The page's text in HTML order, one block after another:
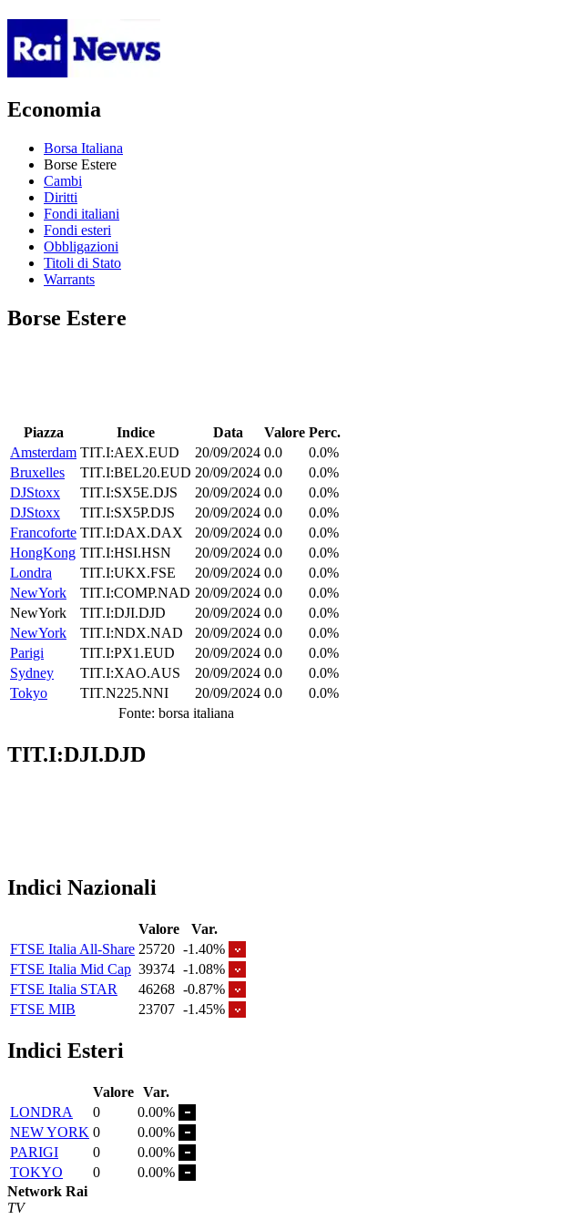
Economia
Borsa Italiana
Borse Estere
Cambi
Diritti
Fondi italiani
Fondi esteri
Obbligazioni
Titoli di Stato
Warrants
Borse Estere
Piazza Indice Data Valore Perc.
Amsterdam TIT.I:AEX.EUD 20/09/2024 0.0
0.0%
Bruxelles
TIT.I:BEL20.EUD 20/09/2024 0.0
0.0%
DJStoxx
TIT.I:SX5E.DJS 20/09/2024 0.0
0.0%
DJStoxx
TIT.I:SX5P.DJS 20/09/2024 0.0
0.0%
Francoforte TIT.I:DAX.DAX 20/09/2024 0.0
0.0%
HongKong TIT.I:HSI.HSN 20/09/2024 0.0
0.0%
Londra
TIT.I:UKX.FSE 20/09/2024 0.0
0.0%
NewYork
TIT.I:COMP.NAD 20/09/2024 0.0
0.0%
NewYork
TIT.I:DJI.DJD 20/09/2024 0.0
0.0%
NewYork
TIT.I:NDX.NAD 20/09/2024 0.0
0.0%
Parigi
TIT.I:PX1.EUD 20/09/2024 0.0
0.0%
Sydney
TIT.I:XAO.AUS 20/09/2024 0.0
0.0%
Tokyo
TIT.N225.NNI 20/09/2024 0.0
0.0%
Fonte: borsa italiana
TIT.I:DJI.DJD
Indici Nazionali
Valore
Var.
FTSE Italia All-Share 25720 -1.40%
FTSE Italia Mid Cap 39374 -1.08%
FTSE Italia STAR
46268 -0.87%
FTSE MIB
23707 -1.45%
Indici Esteri
Valore Var.
LONDRA
0
0.00%
NEW YORK 0
0.00%
PARIGI
0
0.00%
TOKYO
0
0.00%
Network Rai
TV